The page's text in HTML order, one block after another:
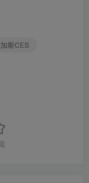
斯CES